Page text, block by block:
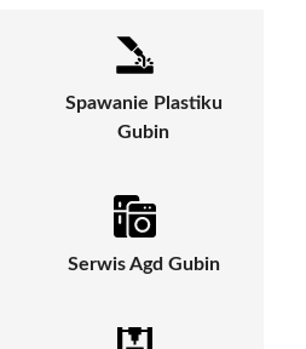
Spawanie Plastiku
Gubin
Serwis Agd Gubin